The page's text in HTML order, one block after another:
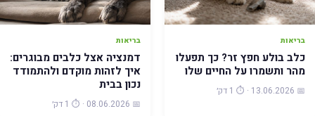
בריאות
כלב בולע חפץ זר? כך תפעלו
מהר ותשמרו על החיים שלו
📅 13.06.2026 · ⏱️ 1 דק׳
בריאות
דמנציה אצל כלבים מבוגרים:
איך לזהות מוקדם ולהתמודד
נכון בבית
📅 08.06.2026 · ⏱️ 1 דק׳